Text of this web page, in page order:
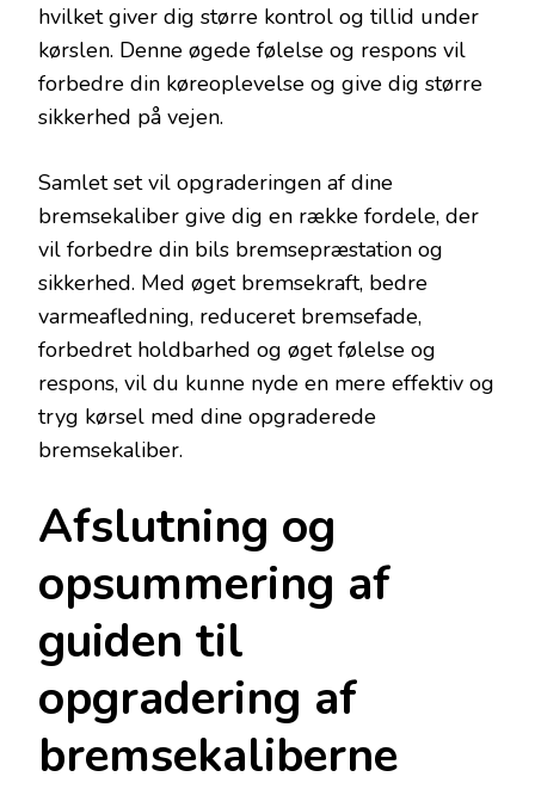
hvilket giver dig større kontrol og tillid under
kørslen. Denne øgede følelse og respons vil
forbedre din køreoplevelse og give dig større
sikkerhed på vejen.
Samlet set vil opgraderingen af dine
bremsekaliber give dig en række fordele, der
vil forbedre din bils bremsepræstation og
sikkerhed. Med øget bremsekraft, bedre
varmeafledning, reduceret bremsefade,
forbedret holdbarhed og øget følelse og
respons, vil du kunne nyde en mere effektiv og
tryg kørsel med dine opgraderede
bremsekaliber.
Afslutning og
opsummering af
guiden til
opgradering af
bremsekaliberne